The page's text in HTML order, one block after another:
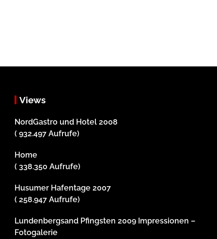
Views
NordGastro und Hotel 2008
( 932.497 Aufrufe)
Home
( 338.350 Aufrufe)
Husumer Hafentage 2007
( 258.947 Aufrufe)
Lundenbergsand Pfingsten 2009 Impressionen –
Fotogalerie